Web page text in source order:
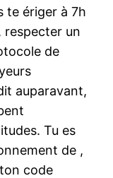
te ériger à 7h
respecter un
de
auparavant,
Tu es
de ,
code